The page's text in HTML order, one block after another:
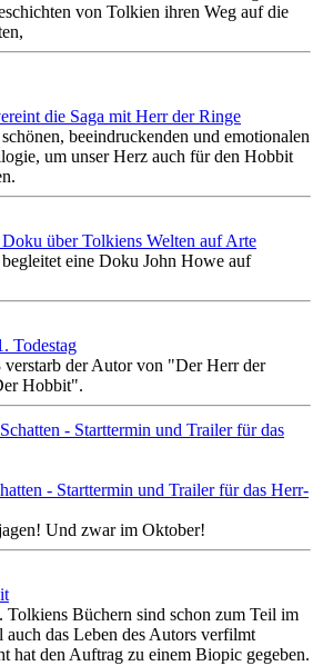
von Tolkien ihren Weg auf die
die Saga mit Herr der Ringe
beeindruckenden und emotionalen
um unser Herz auch für den Hobbit
über Tolkiens Welten auf Arte
eine Doku John Howe auf
Todestag
verstarb der Autor von "Der Herr der
Hobbit".
- Starttermin und Trailer für das Herr-
Und zwar im Oktober!
Tolkiens Büchern sind schon zum Teil im
das Leben des Autors verfilmt
hat den Auftrag zu einem Biopic gegeben.